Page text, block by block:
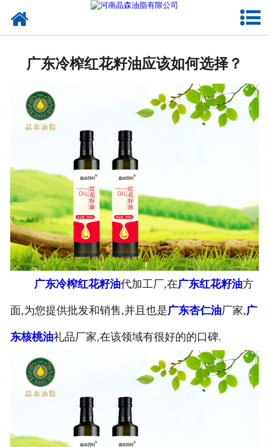
葡萄籽油
新闻资讯
联系晶森
走进晶森
公司官网
广东冷榨红花籽油应该如何选择？
广东冷榨红花籽油代加工厂,在广东红花籽油方
面,为您提供批发和销售,并且也是广东杏仁油厂家,广
东核桃油礼品厂家,在该领域有很好的的口碑.